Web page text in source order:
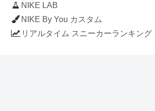
NIKE LAB
NIKE By You カスタム
リアルタイム スニーカーランキング